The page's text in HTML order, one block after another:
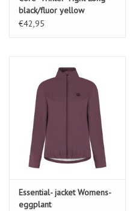
black/fluor yellow
€42,95
Essential- jacket Womens-
eggplant